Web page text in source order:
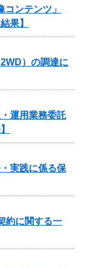
ンテンツ」
果】
）の調達に
運用業務委託
実践に係る保
約に関する一